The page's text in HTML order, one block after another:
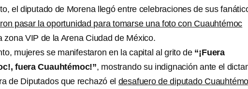
el diputado de Morena llegó entre celebraciones de sus
pasar la oportunidad para tomarse una foto con Cuauhtémoc
zona VIP de la Arena Ciudad de México.
mujeres se manifestaron en la capital al grito de “¡Fuera
fuera Cuauhtémoc!”, mostrando su indignación ante el
de Diputados que rechazó el desafuero de diputado